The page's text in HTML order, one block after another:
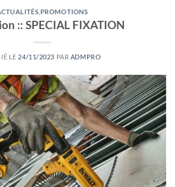
PROMOTIONS
:: SPECIAL FIXATION
LE 24/11/2023 PAR ADMPRO